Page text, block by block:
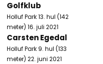
Golfklub
Holluf Park 13. hul (142
meter) 16. juli 2021
Carsten Egedal
Holluf Park 9. hul (133
meter) 22. juni 2021